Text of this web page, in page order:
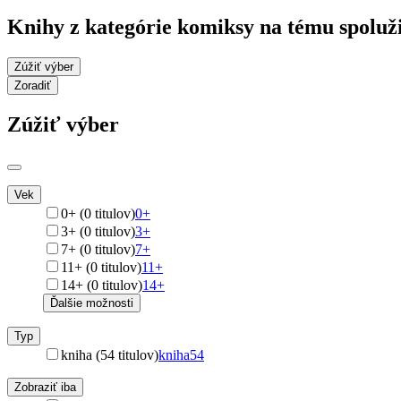
Knihy z kategórie komiksy na tému
Zúžiť výber
Zoradiť
Zúžiť výber
Vek
0+ (0 titulov)0+
3+ (0 titulov)3+
7+ (0 titulov)7+
11+ (0 titulov)11+
14+ (0 titulov)14+
Ďalšie možnosti
Typ
kniha (54 titulov)kniha54
Zobraziť iba